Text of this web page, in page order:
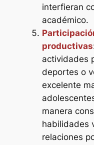
interfieran
académico.
productivas
actividades
deportes o
excelente
manera
habilidades
relaciones